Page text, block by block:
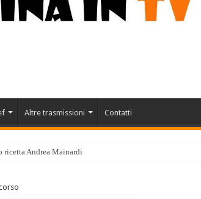
Altre trasmissioni Contatti
ricetta Andrea Mainardi